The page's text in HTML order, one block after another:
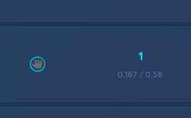
1
0,167 / 0,56